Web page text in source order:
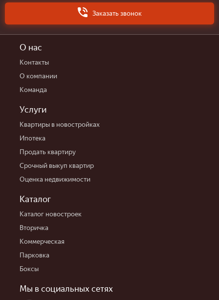
Заказать звонок
О нас
Контакты
О компании
Команда
Услуги
Квартиры в новостройках
Ипотека
Продать квартиру
Срочный выкуп квартир
Оценка недвижимости
Каталог
Каталог новостроек
Вторичка
Коммерческая
Парковка
Боксы
Мы в социальных сетях